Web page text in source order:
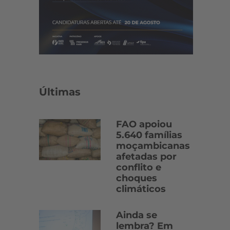
Últimas
FAO apoiou
5.640 famílias
moçambicanas
afetadas por
conflito e
choques
climáticos
Ainda se
lembra? Em